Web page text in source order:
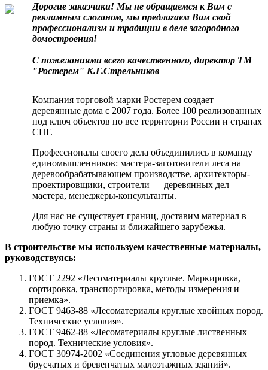
Дорогие заказчики! Мы не обращаемся к Вам с
рекламным слоганом, мы предлагаем Вам свой
профессионализм и традиции в деле загородного
домостроения!
С пожеланиями всего качественного, директор ТМ
"Ростерем" К.Г.Стрельников
Компания торговой марки Ростерем создает
деревянные дома с 2007 года. Более 100 реализованных
под ключ объектов по все территории России и странах
СНГ.
Профессионалы своего дела объединились в команду
единомышленников: мастера-заготовители леса на
деревообрабатывающем производстве, архитекторы-
проектировщики, строители — деревянных дел
мастера, менеджеры-консультанты.
Для нас не существует границ, доставим материал в
любую точку страны и ближайшего зарубежья.
В строительстве мы используем качественные материалы,
руководствуясь:
ГОСТ 2292 «Лесоматериалы круглые. Маркировка,
сортировка, транспортировка, методы измерения и
приемка».
ГОСТ 9463-88 «Лесоматериалы круглые хвойных пород.
Технические условия».
ГОСТ 9462-88 «Лесоматериалы круглые лиственных
пород. Технические условия».
ГОСТ 30974-2002 «Соединения угловые деревянных
брусчатых и бревенчатых малоэтажных зданий».